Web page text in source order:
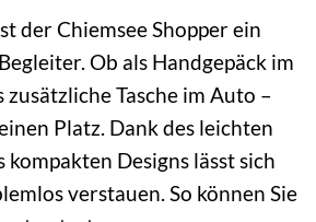
der Chiemsee Shopper ein
Ob als Handgepäck im
zusätzliche Tasche im Auto –
Platz. Dank des leichten
kompakten Designs lässt sich
verstauen. So können Sie